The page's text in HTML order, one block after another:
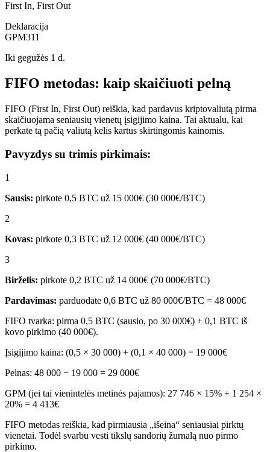
First In, First Out
Deklaracija
GPM311
Iki gegužės 1 d.
FIFO metodas: kaip skaičiuoti pelną
FIFO (First In, First Out) reiškia, kad pardavus kriptovaliutą pirma
skaičiuojama seniausių vienetų įsigijimo kaina. Tai aktualu, kai
perkate tą pačią valiutą kelis kartus skirtingomis kainomis.
Pavyzdys su trimis pirkimais:
1
Sausis: pirkote 0,5 BTC už 15 000€ (30 000€/BTC)
2
Kovas: pirkote 0,3 BTC už 12 000€ (40 000€/BTC)
3
Birželis: pirkote 0,2 BTC už 14 000€ (70 000€/BTC)
Pardavimas: parduodate 0,6 BTC už 80 000€/BTC = 48 000€
FIFO tvarka: pirma 0,5 BTC (sausio, po 30 000€) + 0,1 BTC iš
kovo pirkimo (40 000€).
Įsigijimo kaina: (0,5 × 30 000) + (0,1 × 40 000) = 19 000€
Pelnas: 48 000 − 19 000 = 29 000€
GPM (jei tai vienintelės metinės pajamos): 27 746 × 15% + 1 254 ×
20% = 4 413€
FIFO metodas reiškia, kad pirmiausia „išeina“ seniausiai pirktų
vienetai. Todėl svarbu vesti tikslų sandorių žurnalą nuo pirmo
pirkimo.